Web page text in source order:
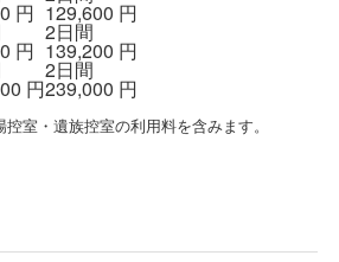
円 129,600 円
円
2日間
139,200 円
円
2日間
239,000 円
室・遺族控室の利用料を含みます。